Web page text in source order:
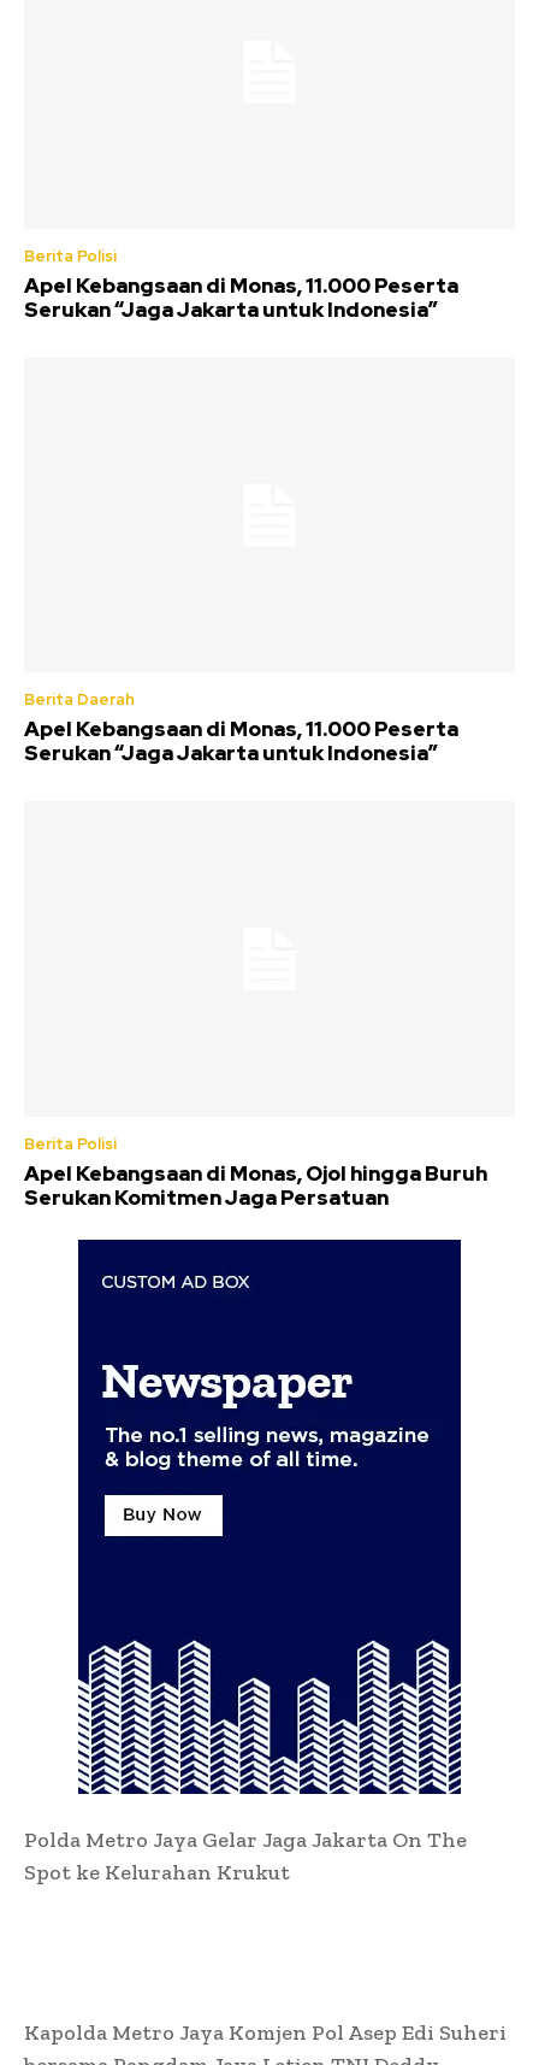
Berita Polisi
Apel Kebangsaan di Monas, 11.000 Peserta
Serukan “Jaga Jakarta untuk Indonesia”
Berita Daerah
Apel Kebangsaan di Monas, 11.000 Peserta
Serukan “Jaga Jakarta untuk Indonesia”
Berita Polisi
Apel Kebangsaan di Monas, Ojol hingga Buruh
Serukan Komitmen Jaga Persatuan
Polda Metro Jaya Gelar Jaga Jakarta On The
Spot ke Kelurahan Krukut
Kapolda Metro Jaya Komjen Pol Asep Edi Suheri